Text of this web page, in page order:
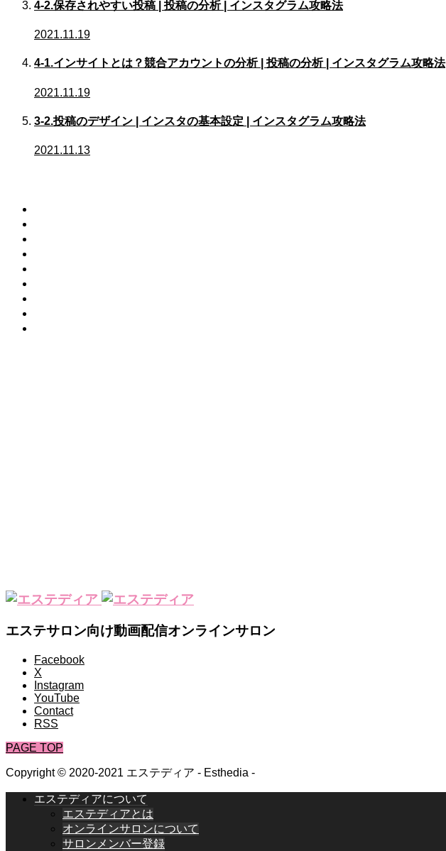
4-2.保存されやすい投稿 | 投稿の分析 | インスタグラム攻略法
2021.11.19
4-1.インサイトとは？競合アカウントの分析 | 投稿の分析 | インスタグラム攻略法
2021.11.19
3-2.投稿のデザイン | インスタの基本設定 | インスタグラム攻略法
2021.11.13
エステサロン向け動画配信オンラインサロン
Facebook
X
Instagram
YouTube
Contact
RSS
PAGE TOP
Copyright © 2020-2021 エステディア - Esthedia -
エステディアについて
エステディアとは
オンラインサロンについて
サロンメンバー登録